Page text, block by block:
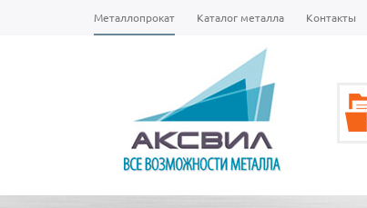
Металлопрокат Каталог металла Контакты